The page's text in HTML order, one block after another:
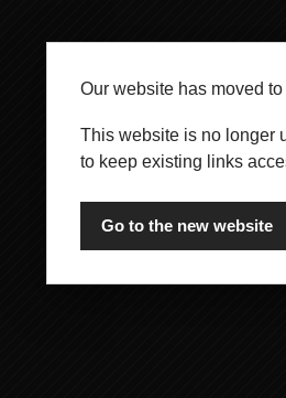
Our website has moved to
This website is no longer
to keep existing links
Go to the new website